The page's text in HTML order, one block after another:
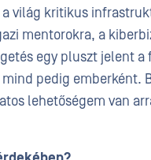
világ kritikus
mentorokra, a
egy pluszt jelent a
pedig emberként.
lehetőségem van